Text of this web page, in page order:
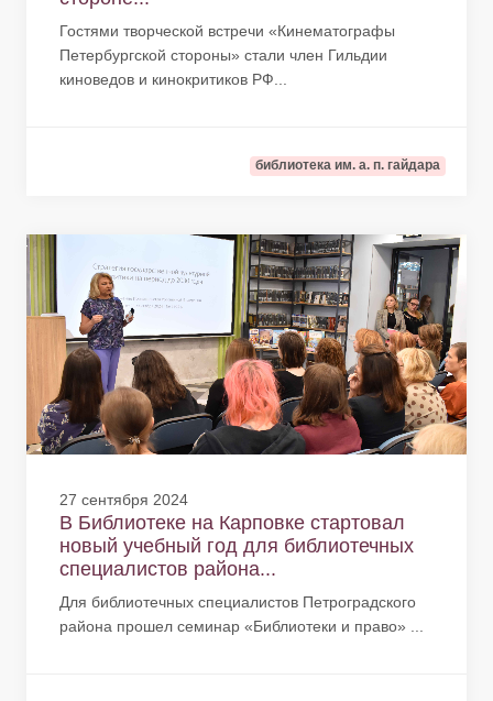
Гостями творческой встречи «Кинематографы
Петербургской стороны» стали член Гильдии
киноведов и кинокритиков РФ...
библиотека им. а. п. гайдара
27 сентября 2024
В Библиотеке на Карповке стартовал
новый учебный год для библиотечных
специалистов района...
Для библиотечных специалистов Петроградского
района прошел семинар «Библиотеки и право» ...